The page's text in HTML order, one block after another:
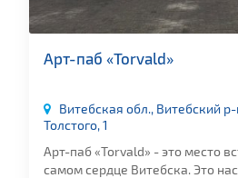
Арт-паб «Torvald»
Витебская обл., Витебский р-
Толстого, 1
Арт-паб «Torvald» - это место
самом сердце Витебска. Это